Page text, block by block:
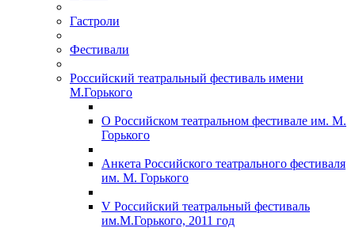
Гастроли
Фестивали
Российский театральный фестиваль имени
М.Горького
О Российском театральном фестивале им. М.
Горького
Анкета Российского театрального фестиваля
им. М. Горького
V Российский театральный фестиваль
им.М.Горького, 2011 год